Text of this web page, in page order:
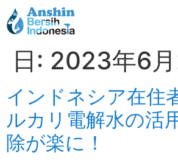
日: 2023年6
インドネシア在住
ルカリ電解水の活
除が楽に！